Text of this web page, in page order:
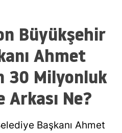
Büyükşehir
Ahmet
30 Milyonluk
Arkası Ne?
Başkanı Ahmet